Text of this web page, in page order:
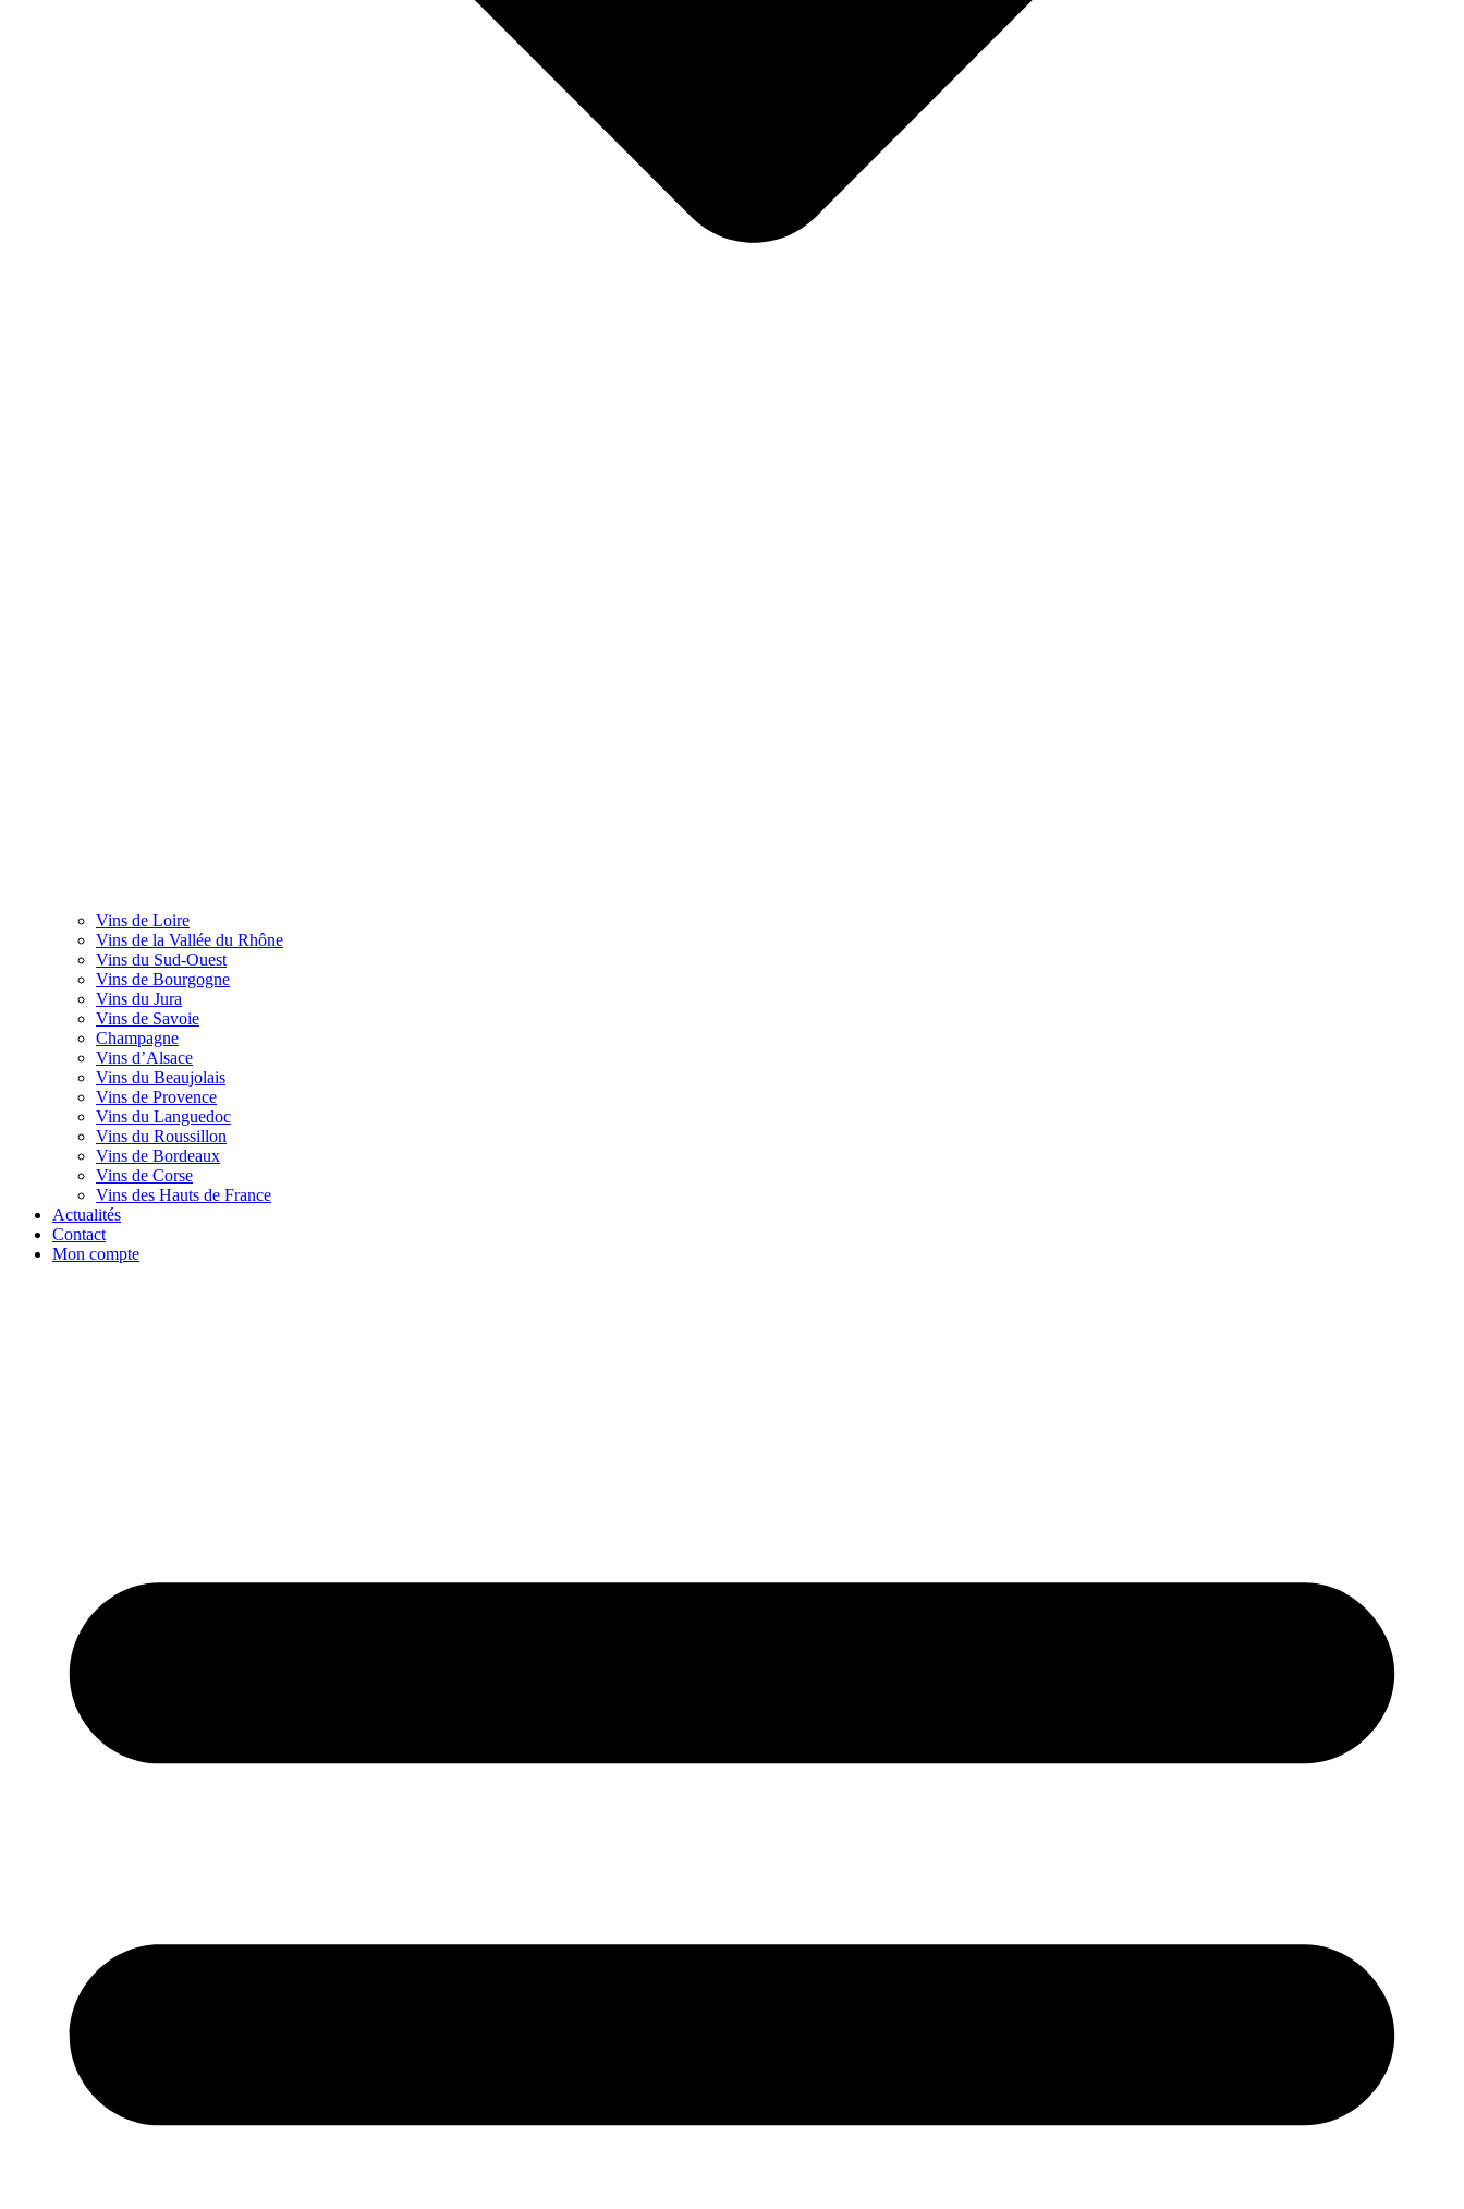
Vins de Loire
Vins de la Vallée du Rhône
Vins du Sud-Ouest
Vins de Bourgogne
Vins du Jura
Vins de Savoie
Champagne
Vins d’Alsace
Vins du Beaujolais
Vins de Provence
Vins du Languedoc
Vins du Roussillon
Vins de Bordeaux
Vins de Corse
Vins des Hauts de France
Actualités
Contact
Mon compte